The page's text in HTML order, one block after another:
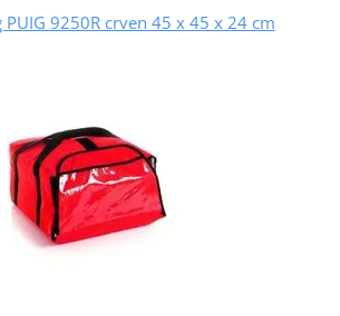
PUIG 9250R crven 45 x 45 x 24 cm